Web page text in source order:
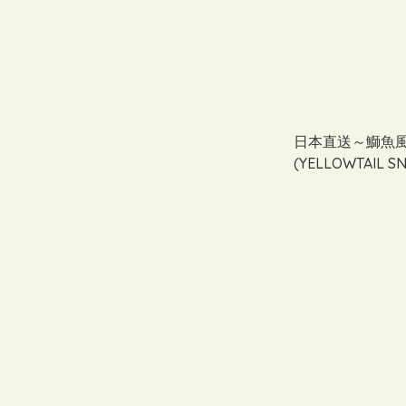
日本直送～鰤魚
(YELLOWTAIL